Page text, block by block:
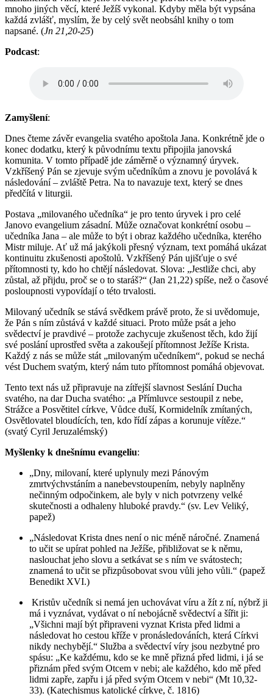
mnoho jiných věcí, které Ježíš vykonal. Kdyby měla být vypsána
každá zvlášť, myslím, že by celý svět neobsáhl knihy o tom
napsané. (Jn 21,20-25)
Podcast:
Zamyšlení:
Dnes čteme závěr evangelia svatého apoštola Jana. Konkrétně jde o
konec dodatku, který k původnímu textu připojila janovská
komunita. V tomto případě jde záměrně o významný úryvek.
Vzkříšený Pán se zjevuje svým učedníkům a znovu je povolává k
následování – zvláště Petra. Na to navazuje text, který se dnes
předčítá v liturgii.
Postava „milovaného učedníka“ je pro tento úryvek i pro celé
Janovo evangelium zásadní. Může označovat konkrétní osobu –
učedníka Jana – ale může to být i obraz každého učedníka, kterého
Mistr miluje. Ať už má jakýkoli přesný význam, text pomáhá ukázat
kontinuitu zkušenosti apoštolů. Vzkříšený Pán ujišťuje o své
přítomnosti ty, kdo ho chtějí následovat. Slova: „Jestliže chci, aby
zůstal, až přijdu, proč se o to staráš?“ (Jan 21,22) spíše, než o časové
posloupnosti vypovídají o této trvalosti.
Milovaný učedník se stává svědkem právě proto, že si uvědomuje,
že Pán s ním zůstává v každé situaci. Proto může psát a jeho
svědectví je pravdivé – protože zachycuje zkušenost těch, kdo žijí
své poslání uprostřed světa a zakoušejí přítomnost Ježíše Krista.
Každý z nás se může stát „milovaným učedníkem“, pokud se nechá
vést Duchem svatým, který nám tuto přítomnost pomáhá objevovat.
Tento text nás už připravuje na zítřejší slavnost Seslání Ducha
svatého, na dar Ducha svatého: „a Přímluvce sestoupil z nebe,
Strážce a Posvětitel církve, Vůdce duší, Kormidelník zmítaných,
Osvětlovatel bloudících, ten, kdo řídí zápas a korunuje vítěze.“
(svatý Cyril Jeruzalémský)
Myšlenky k dnešnímu evangeliu:
„Dny, milovaní, které uplynuly mezi Pánovým
zmrtvýchvstáním a nanebevstoupením, nebyly naplněny
nečinným odpočinkem, ale byly v nich potvrzeny velké
skutečnosti a odhaleny hluboké pravdy.“ (sv. Lev Veliký,
papež)
„Následovat Krista dnes není o nic méně náročné. Znamená
to učit se upírat pohled na Ježíše, přibližovat se k němu,
naslouchat jeho slovu a setkávat se s ním ve svátostech;
znamená to učit se přizpůsobovat svou vůli jeho vůli.“ (papež
Benedikt XVI.)
Kristův učedník si nemá jen uchovávat víru a žít z ní, nýbrž ji
má i vyznávat, vydávat o ní nebojácně svědectví a šířit ji:
„Všichni mají být připraveni vyznat Krista před lidmi a
následovat ho cestou kříže v pronásledováních, která Církvi
nikdy nechybějí.“ Služba a svědectví víry jsou nezbytné pro
spásu: „Ke každému, kdo se ke mně přizná před lidmi, i já se
přiznám před svým Otcem v nebi; ale každého, kdo mě před
lidmi zapře, zapřu i já před svým Otcem v nebi“ (Mt 10,32-
33). (Katechismus katolické církve, č. 1816)